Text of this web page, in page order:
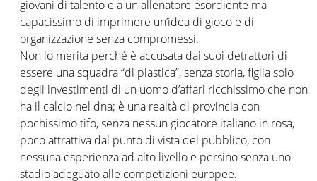
giovani di talento e a un allenatore esordiente ma
capacissimo di imprimere un’idea di gioco e di
organizzazione senza compromessi.
Non lo merita perché è accusata dai suoi detrattori di
essere una squadra “di plastica”, senza storia, figlia solo
degli investimenti di un uomo d’affari ricchissimo che non
ha il calcio nel dna; è una realtà di provincia con
pochissimo tifo, senza nessun giocatore italiano in rosa,
poco attrattiva dal punto di vista del pubblico, con
nessuna esperienza ad alto livello e persino senza uno
stadio adeguato alle competizioni europee.